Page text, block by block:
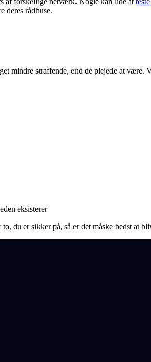
deres rådhuse.
mindre straffende, end de plejede at være.
eksisterer
du er sikker på, så er det måske bedst at